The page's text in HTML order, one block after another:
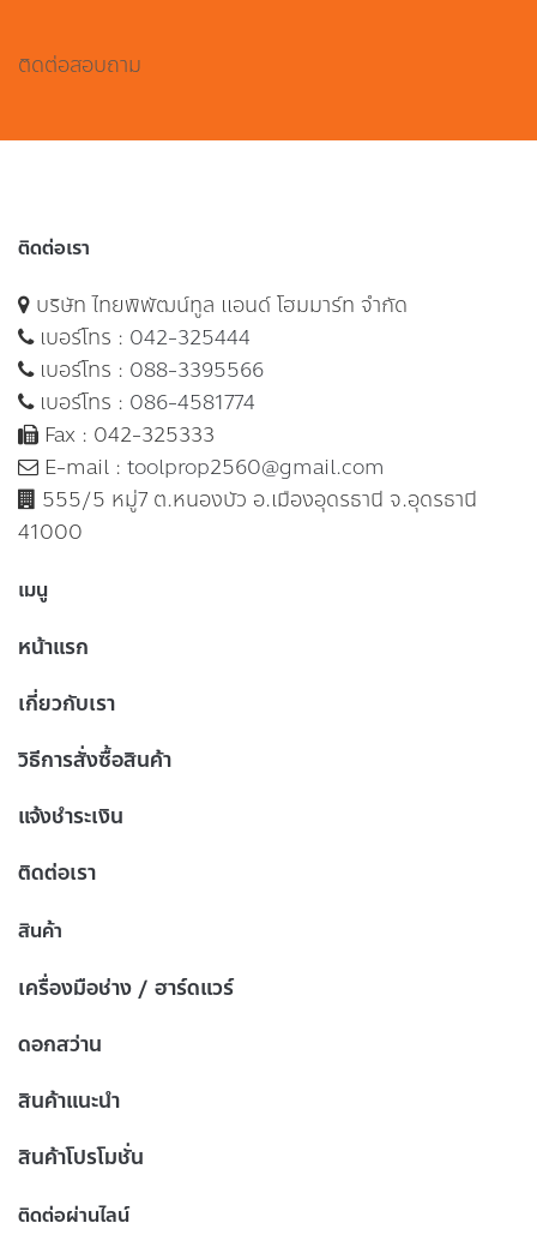
ติดต่อสอบถาม
ติดต่อเรา
บริษัท ไทยพิพัฒน์ทูล แอนด์ โฮมมาร์ท จำกัด
เบอร์โทร : 042-325444
เบอร์โทร : 088-3395566
เบอร์โทร : 086-4581774
Fax : 042-325333
E-mail : toolprop2560@gmail.com
555/5 หมู่7 ต.หนองบัว อ.เมืองอุดรธานี จ.อุดรธานี
41000
เมนู
หน้าแรก
เกี่ยวกับเรา
วิธีการสั่งซื้อสินค้า
แจ้งชำระเงิน
ติดต่อเรา
สินค้า
เครื่องมือช่าง / ฮาร์ดแวร์
ดอกสว่าน
สินค้าแนะนำ
สินค้าโปรโมชั่น
ติดต่อผ่านไลน์